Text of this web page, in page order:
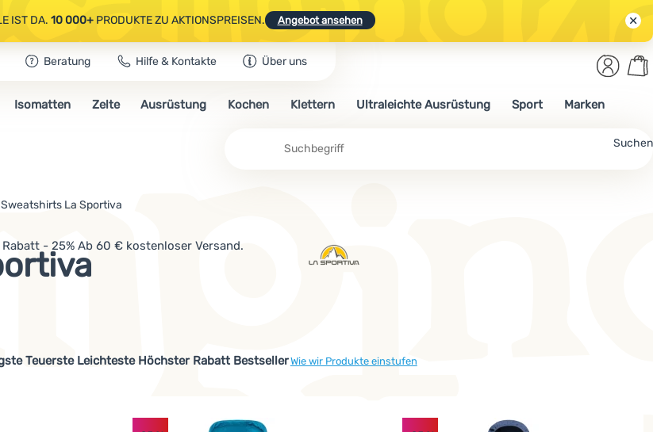
IST DA. 10 000+PRODUKTE ZU AKTIONSPREISEN. Angebot ansehen
CAMPING- & WANDERAUSRÜSTUNG.CODE OUT10 NUTZEN.
IST DA.10 000+PRODUKTE ZU AKTIONSPREISEN. Angebot ansehen
Beratung Hilfe & Kontakte Über uns
Suchen
Anmelden
Isomatten Zelte Ausrüstung Kochen Klettern Ultraleichte Ausrüstung Sport Marken
Sweatshirts La Sportiva
Rabatt - 25% Ab 60 € kostenloser Versand.
Teuerste Leichteste Höchster Rabatt BestsellerWie wir Produkte einstufen